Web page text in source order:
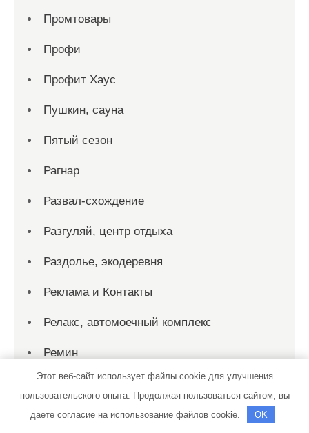
Промтовары
Профи
Профит Хаус
Пушкин, сауна
Пятый сезон
Рагнар
Развал-схождение
Разгуляй, центр отдыха
Раздолье, экодеревня
Реклама и Контакты
Релакс, автомоечный комплекс
Ремин
Ремонт авто
Ресурс-Групп, баня
Этот веб-сайт использует файлы cookie для улучшения
пользовательского опыта. Продолжая пользоваться сайтом, вы
даете согласие на использование файлов cookie.
OK